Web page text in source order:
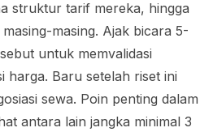
struktur tarif mereka, hingga
masing. Ajak bicara 5-
untuk memvalidasi
harga. Baru setelah riset ini
sewa. Poin penting dalam
antara lain jangka minimal 3